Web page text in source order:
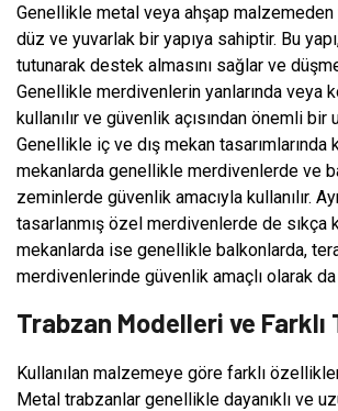
Genellikle metal veya ahşap malzemeden
düz ve yuvarlak bir yapıya sahiptir. Bu
tutunarak destek almasını sağlar ve
Genellikle merdivenlerin yanlarında veya
kullanılır ve güvenlik açısından önemli bir
Genellikle iç ve dış mekan tasarımlarında
mekanlarda genellikle merdivenlerde ve
zeminlerde güvenlik amacıyla kullanılır.
tasarlanmış özel merdivenlerde de sıkça
mekanlarda ise genellikle balkonlarda,
merdivenlerinde güvenlik amaçlı olarak da
Trabzan Modelleri ve Farklı
Kullanılan malzemeye göre farklı
Metal trabzanlar genellikle dayanıklı ve